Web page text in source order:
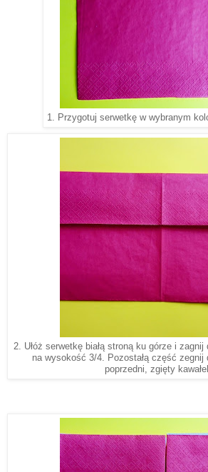
1. Przygotuj serwetkę w wybranym
2. Ułóż serwetkę białą stroną ku górze i
na wysokość 3/4. Pozostałą część zegnij
poprzedni, zgięty